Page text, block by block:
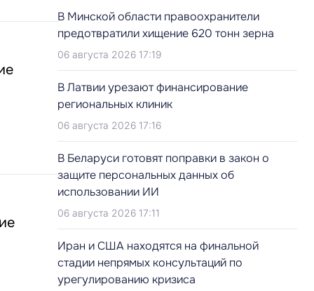
В Минской области правоохранители
предотвратили хищение 620 тонн зерна
06 августа 2026 17:19
В Латвии урезают финансирование
региональных клиник
06 августа 2026 17:16
В Беларуси готовят поправки в закон о
защите персональных данных об
использовании ИИ
06 августа 2026 17:11
Иран и США находятся на финальной
стадии непрямых консультаций по
урегулированию кризиса